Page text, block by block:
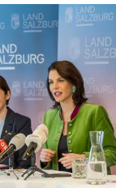
und angelobt.
und welche
zu Kindern ihm
Landesrat im